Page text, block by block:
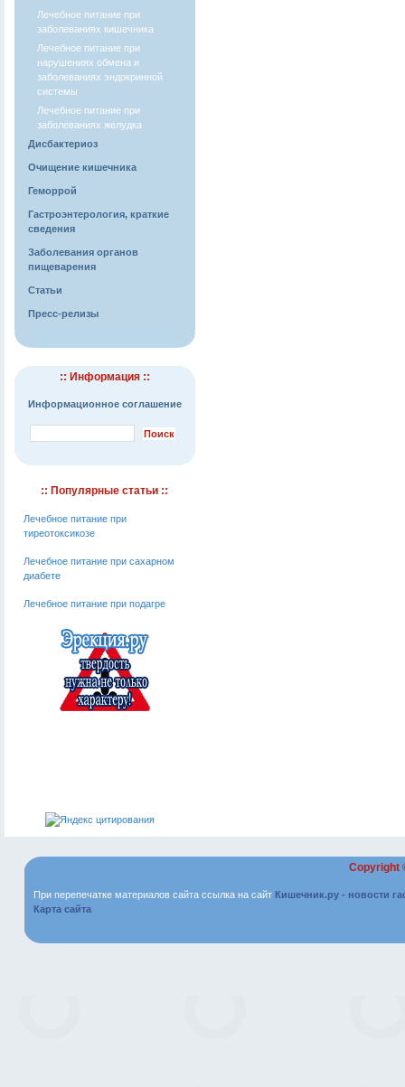
Лечебное питание при
заболеваниях кишечника
Лечебное питание при
нарушениях обмена и
заболеваниях эндокринной
системы
Лечебное питание при
заболеваниях желудка
Дисбактериоз
Очищение кишечника
Геморрой
Гастроэнтерология, краткие
сведения
Заболевания органов
пищеварения
Статьи
Пресс-релизы
:: Информация ::
Информационное соглашение
:: Популярные статьи ::
Лечебное питание при
тиреотоксикозе
Лечебное питание при сахарном
диабете
Лечебное питание при подагре
Copyright
При перепечатке материалов сайта ссылка на сайт Кишечник.ру - новости
Карта сайта